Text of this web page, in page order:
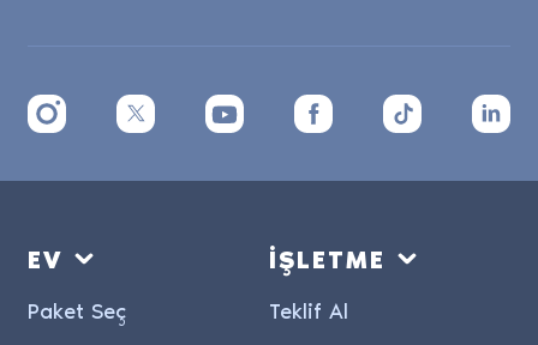
EV
Paket Seç
İŞLETME
Teklif Al